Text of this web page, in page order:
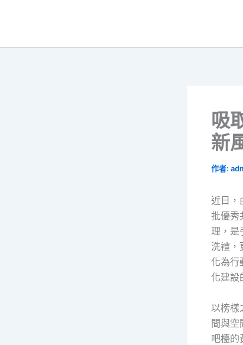
吸
新
作者:
近日，
批優秀
理，是
洗禮，
化為行
化建設
以榜樣
間與空
吧檯的